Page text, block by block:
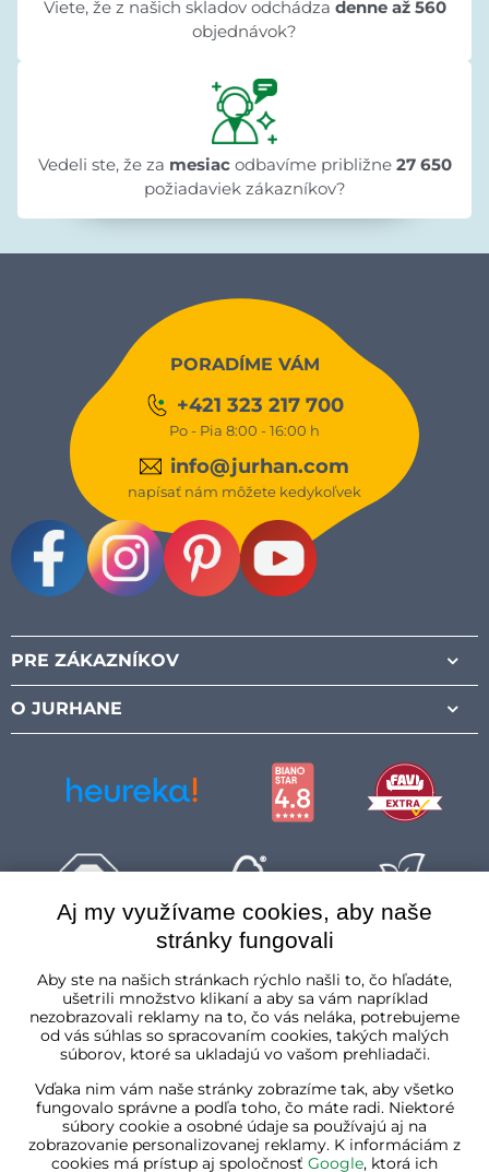
Viete, že z našich skladov odchádza denne až 560
objednávok?
Vedeli ste, že za mesiac odbavíme približne27 650
požiadaviek zákazníkov?
PORADÍME VÁM
+421 323 217 700
Po - Pia 8:00 - 16:00 h
info@jurhan.com
napísať nám môžete kedykoľvek
PRE ZÁKAZNÍKOV
O JURHANE
Aj my využívame cookies, aby naše
stránky fungovali
Aby ste na našich stránkach rýchlo našli to, čo hľadáte,
ušetrili množstvo klikaní a aby sa vám napríklad
nezobrazovali reklamy na to, čo vás neláka, potrebujeme
od vás súhlas so spracovaním cookies, takých malých
súborov, ktoré sa ukladajú vo vašom prehliadači.
Vďaka nim vám naše stránky zobrazíme tak, aby všetko
fungovalo správne a podľa toho, čo máte radi. Niektoré
súbory cookie a osobné údaje sa používajú aj na
zobrazovanie personalizovanej reklamy. K informáciám z
cookies má prístup aj spoločnosť Google, ktorá ich